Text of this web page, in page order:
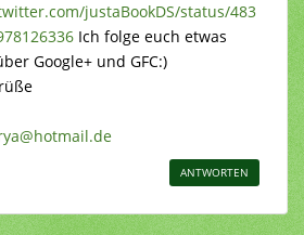
justaBookDS/status/483
Ich folge euch etwas
Google+ und GFC:)
ANTWORTEN